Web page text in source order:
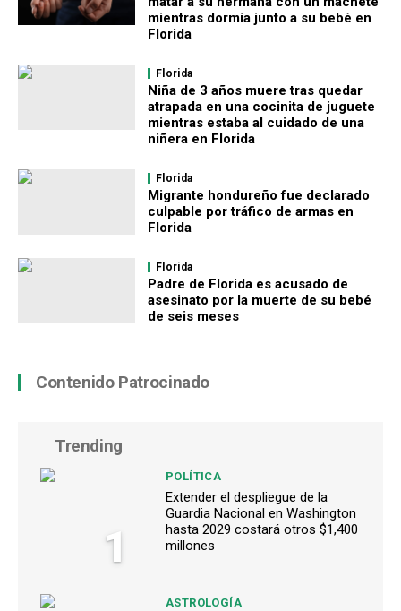
mientras dormía junto a su bebé en
Florida
Florida
Niña de 3 años muere tras quedar
atrapada en una cocinita de juguete
mientras estaba al cuidado de una
niñera en Florida
Florida
Migrante hondureño fue declarado
culpable por tráfico de armas en
Florida
Florida
Padre de Florida es acusado de
asesinato por la muerte de su bebé
de seis meses
Contenido Patrocinado
Trending
1
POLÍTICA
Extender el despliegue de la
Guardia Nacional en Washington
hasta 2029 costará otros $1,400
millones
ASTROLOGÍA